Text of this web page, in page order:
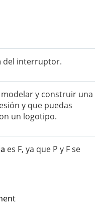
del interruptor.
y construir una
y que puedas
un logotipo.
es F, ya que P y F se